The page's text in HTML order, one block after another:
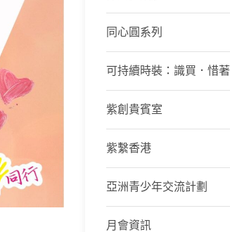
同心圓系列
可持續時裝：識買．惜著
紫創貴賓室
紫繫香港
亞洲青少年交流計劃
月會資訊